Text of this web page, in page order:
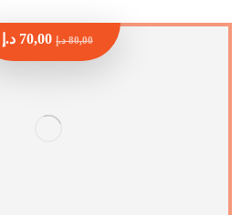
80,00 د.إ 70,00 د.إ